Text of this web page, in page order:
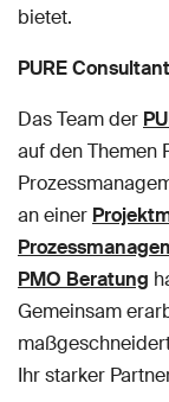
bietet.
PURE Consultant
Das Team der
auf den Themen
an einer
PMO Beratung
Gemeinsam
Ihr starker